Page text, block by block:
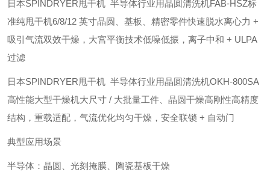
日本SPINDRYER甩干机 半导体行业用晶圆清洗机FAB-HSZ标
准纯甩干机6/8/12 英寸晶圆、基板、精密零件快速脱水离心力 +
吸引气流双效干燥，大宫平衡技术低噪低振，离子中和 + ULPA
过滤
日本SPINDRYER甩干机 半导体行业用晶圆清洗机OKH-800SA
高性能大型干燥机大尺寸 / 大批量工件、晶圆干燥高刚性高精度
结构，重载适配，气流优化均匀干燥，安全联锁 + 自动门
典型应用场景
半导体：晶圆、光刻掩膜、陶瓷基板干燥